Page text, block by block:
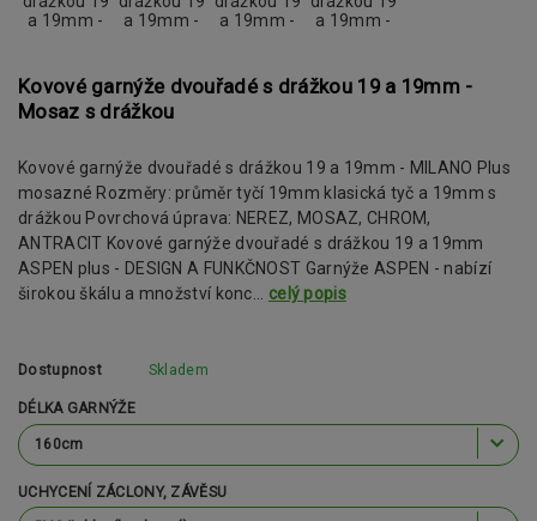
Kovové garnýže dvouřadé s drážkou 19 a 19mm -
Mosaz s drážkou
Kovové garnýže dvouřadé s drážkou 19 a 19mm - MILANO Plus
mosazné Rozměry: průměr tyčí 19mm klasická tyč a 19mm s
drážkou Povrchová úprava: NEREZ, MOSAZ, CHROM,
ANTRACIT Kovové garnýže dvouřadé s drážkou 19 a 19mm
ASPEN plus - DESIGN A FUNKČNOST Garnýže ASPEN - nabízí
širokou škálu a množství konc... celý popis
Dostupnost Skladem
DÉLKA GARNÝŽE
UCHYCENÍ ZÁCLONY, ZÁVĚSU